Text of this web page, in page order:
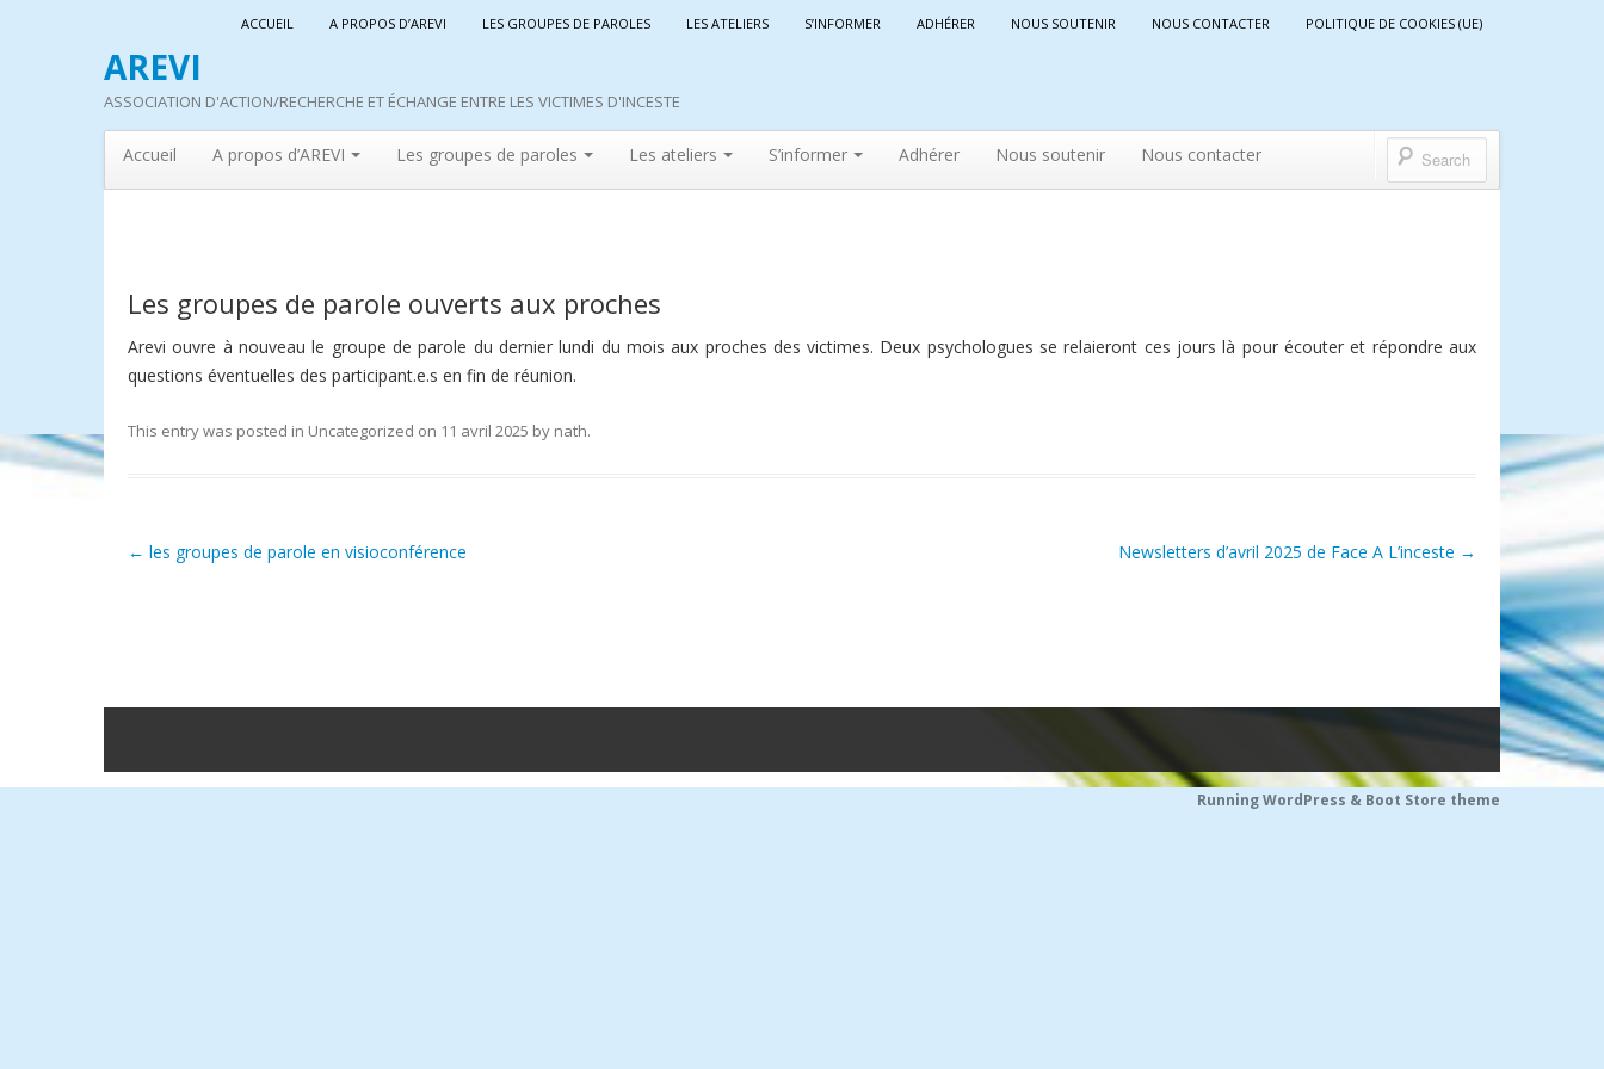
AREVI
ASSOCIATION D'ACTION/RECHERCHE ET ÉCHANGE ENTRE LES VICTIMES D'INCESTE
ACCUEIL A PROPOS D’AREVI LES GROUPES DE PAROLES LES ATELIERS S’INFORMER ADHÉRER NOUS SOUTENIR NOUS CONTACTER POLITIQUE DE COOKIES (UE)
Accueil A propos d’AREVI Les groupes de paroles Les ateliers S’informer Adhérer Nous soutenir Nous contacter
Les groupes de parole ouverts aux proches
Arevi ouvre à nouveau le groupe de parole du dernier lundi du mois aux proches des victimes. Deux psychologues se relaieront ces jours là pour écouter et répondre aux
questions éventuelles des participant.e.s en fin de réunion.
This entry was posted in Uncategorized on 11 avril 2025 by nath.
Post navigation
← les groupes de parole en visioconférence Newsletters d’avril 2025 de Face A L’inceste →
Running WordPress & Boot Store theme